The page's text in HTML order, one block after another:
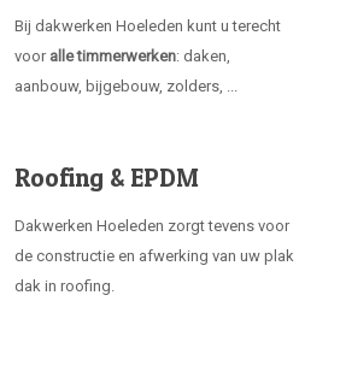
Bij dakwerken Hoeleden kunt u terecht
voor alle timmerwerken: daken,
aanbouw, bijgebouw, zolders, ...
Roofing & EPDM
Dakwerken Hoeleden zorgt tevens voor
de constructie en afwerking van uw plak
dak in roofing.